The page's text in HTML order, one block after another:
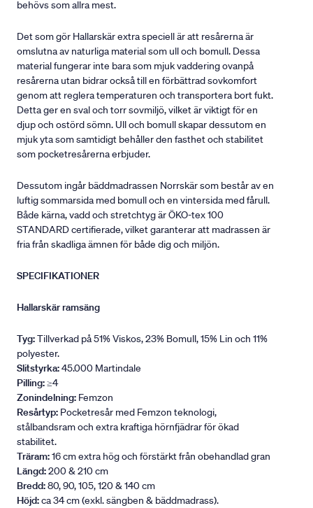
behövs som allra mest.
Det som gör Hallarskär extra speciell är att resårerna är
omslutna av naturliga material som ull och bomull. Dessa
material fungerar inte bara som mjuk vaddering ovanpå
resårerna utan bidrar också till en förbättrad sovkomfort
genom att reglera temperaturen och transportera bort fukt.
Detta ger en sval och torr sovmiljö, vilket är viktigt för en
djup och ostörd sömn. Ull och bomull skapar dessutom en
mjuk yta som samtidigt behåller den fasthet och stabilitet
som pocketresårerna erbjuder.
Dessutom ingår bäddmadrassen Norrskär som består av en
luftig sommarsida med bomull och en vintersida med fårull.
Både kärna, vadd och stretchtyg är ÖKO-tex 100
STANDARD certifierade, vilket garanterar att madrassen är
fria från skadliga ämnen för både dig och miljön.
SPECIFIKATIONER
Hallarskär ramsäng
Tyg:Tillverkad på 51% Viskos, 23% Bomull, 15% Lin och 11%
polyester.
Slitstyrka:45.000 Martindale
Pilling:≥4
Zonindelning: Femzon
Resårtyp: Pocketresår med Femzon teknologi,
stålbandsram och extra kraftiga hörnfjädrar för ökad
stabilitet.
Träram:16 cm extra hög och förstärkt från obehandlad gran
Längd:200 & 210 cm
Bredd:80, 90, 105, 120 & 140 cm
Höjd:ca 34 cm (exkl. sängben & bäddmadrass).